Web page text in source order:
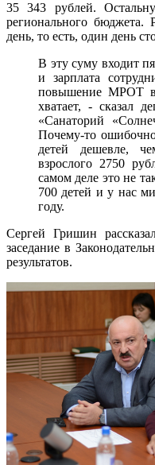
35 343 рублей.
регионального бюджета.
день, то есть, один день
В эту суму входит
и зарплата
повышение МРОТ в
хватает, - сказал
«Санаторий
Почему-то ошибочно
детей дешевле,
взрослого 2750
самом деле это не
700 детей и у нас
году.
Сергей Гришин
заседание в
результатов.